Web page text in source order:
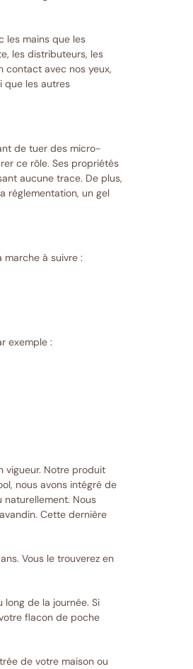
les mains que les
les distributeurs, les
contact avec nos yeux,
que les autres
de tuer des micro-
ce rôle. Ses propriétés
aucune trace. De plus,
réglementation, un gel
à suivre :
exemple :
vigueur. Notre produit
nous avons intégré de
Nous
Cette dernière
Vous le trouverez en
de la journée. Si
flacon de poche
de votre maison ou